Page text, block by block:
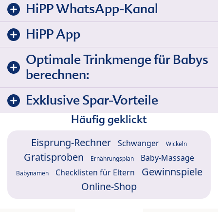
HiPP WhatsApp-Kanal
HiPP App
Optimale Trinkmenge für Babys
berechnen:
Exklusive Spar-Vorteile
Häufig geklickt
Eisprung-Rechner Schwanger Wickeln
Gratisproben Ernährungsplan Baby-Massage
Babynamen Checklisten für Eltern
Gewinnspiele
Online-Shop